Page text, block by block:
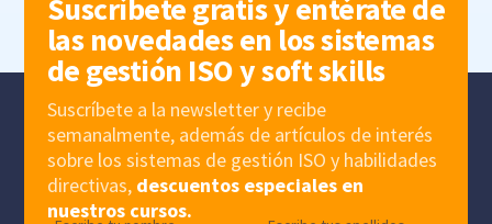
Suscríbete gratis y entérate de
las novedades en los sistemas
de gestión ISO y soft skills
Suscríbete a la newsletter y recibe
semanalmente, además de artículos de interés
sobre los sistemas de gestión ISO y habilidades
directivas, descuentos especiales en
nuestros cursos.